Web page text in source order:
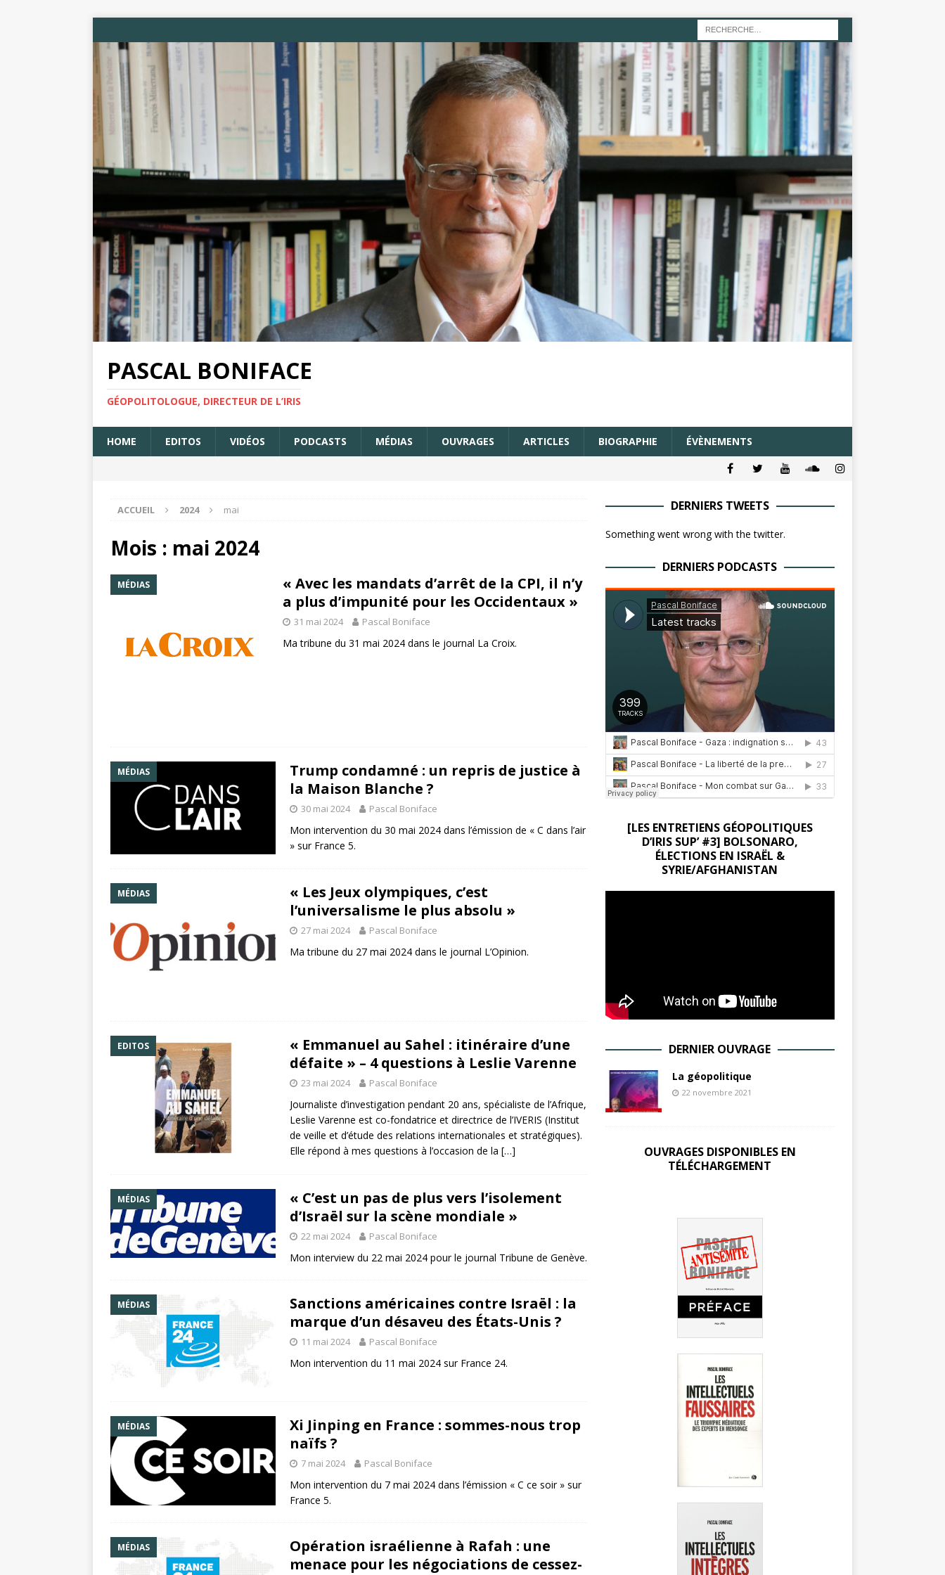
PASCAL BONIFACE
GÉOPOLITOLOGUE, DIRECTEUR DE L’IRIS
HOME EDITOS VIDÉOS PODCASTS MÉDIAS OUVRAGES ARTICLES BIOGRAPHIE ÉVÈNEMENTS
ACCUEIL 2024 mai
Mois : mai 2024
MÉDIAS
« Avec les mandats d’arrêt de la CPI, il n’y
a plus d’impunité pour les Occidentaux »
31 mai 2024 Pascal Boniface
Ma tribune du 31 mai 2024 dans le journal La Croix.
MÉDIAS
Trump condamné : un repris de justice à
la Maison Blanche ?
30 mai 2024 Pascal Boniface
Mon intervention du 30 mai 2024 dans l’émission de « C dans l’air
» sur France 5.
MÉDIAS
« Les Jeux olympiques, c’est
l’universalisme le plus absolu »
27 mai 2024 Pascal Boniface
Ma tribune du 27 mai 2024 dans le journal L’Opinion.
EDITOS
« Emmanuel au Sahel : itinéraire d’une
défaite » – 4 questions à Leslie Varenne
23 mai 2024 Pascal Boniface
Journaliste d’investigation pendant 20 ans, spécialiste de l’Afrique,
Leslie Varenne est co-fondatrice et directrice de l’IVERIS (Institut
de veille et d’étude des relations internationales et stratégiques).
Elle répond à mes questions à l’occasion de la […]
MÉDIAS
« C’est un pas de plus vers l’isolement
d’Israël sur la scène mondiale »
22 mai 2024 Pascal Boniface
Mon interview du 22 mai 2024 pour le journal Tribune de Genève.
MÉDIAS
Sanctions américaines contre Israël : la
marque d’un désaveu des États-Unis ?
11 mai 2024 Pascal Boniface
Mon intervention du 11 mai 2024 sur France 24.
MÉDIAS
Xi Jinping en France : sommes-nous trop
naïfs ?
7 mai 2024 Pascal Boniface
Mon intervention du 7 mai 2024 dans l’émission « C ce soir » sur
France 5.
MÉDIAS
Opération israélienne à Rafah : une
menace pour les négociations de cessez-
DERNIERS TWEETS
Something went wrong with the twitter.
DERNIERS PODCASTS
[LES ENTRETIENS GÉOPOLITIQUES
D’IRIS SUP’ #3] BOLSONARO,
ÉLECTIONS EN ISRAËL &
SYRIE/AFGHANISTAN
DERNIER OUVRAGE
La géopolitique
22 novembre 2021
OUVRAGES DISPONIBLES EN
TÉLÉCHARGEMENT